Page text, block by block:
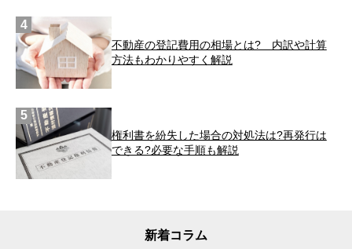
不動産の登記費用の相場とは? 内訳や計算
方法もわかりやすく解説
権利書を紛失した場合の対処法は?再発行は
できる?必要な手順も解説
新着コラム